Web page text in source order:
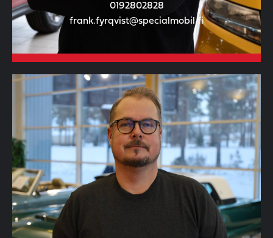
0192802828
frank.fyrqvist@specialmobil.fi